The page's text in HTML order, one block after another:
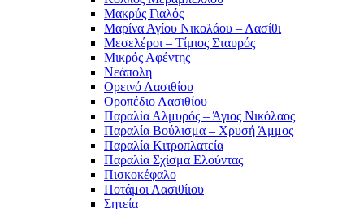
Μακρύς Γιαλός
Μαρίνα Αγίου Νικολάου – Λασίθι
Μεσελέροι – Τίμιος Σταυρός
Μικρός Αφέντης
Νεάπολη
Ορεινό Λασιθίου
Οροπέδιο Λασιθίου
Παραλία Αλμυρός – Άγιος Νικόλαος
Παραλία Βούλισμα – Χρυσή Άμμος
Παραλία Κιτροπλατεία
Παραλία Σχίσμα Ελούντας
Πισκοκέφαλο
Ποτάμοι Λασιθίιου
Σητεία